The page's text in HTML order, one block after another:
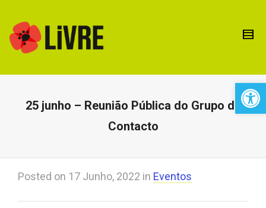
25 junho – Reunião Pública do Grupo de
Contacto
Posted on 17 Junho, 2022 in Eventos